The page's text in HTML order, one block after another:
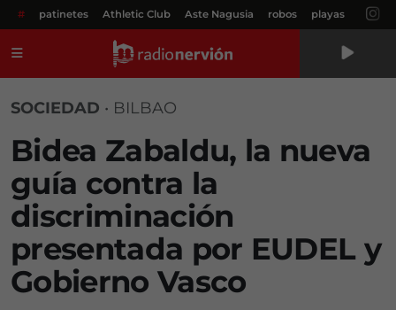
# patinetes Athletic Club Aste Nagusia robos playas
SOCIEDAD • BILBAO
Bidea Zabaldu, la nueva
guía contra la
discriminación
presentada por EUDEL y
Gobierno Vasco